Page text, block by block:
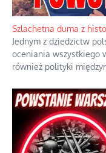
Ekspresowy kurs
Dramatyczne skutki